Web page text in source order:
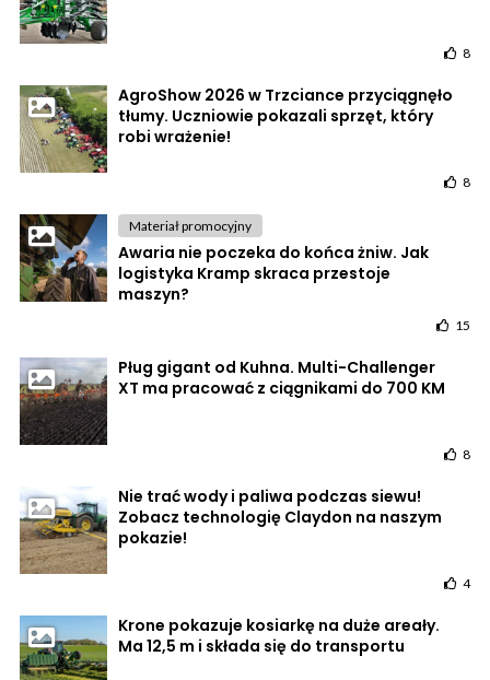
8
AgroShow 2026 w Trzciance przyciągnęło
tłumy. Uczniowie pokazali sprzęt, który
robi wrażenie!
8
Materiał promocyjny
Awaria nie poczeka do końca żniw. Jak
logistyka Kramp skraca przestoje
maszyn?
15
Pług gigant od Kuhna. Multi-Challenger
XT ma pracować z ciągnikami do 700 KM
8
Nie trać wody i paliwa podczas siewu!
Zobacz technologię Claydon na naszym
pokazie!
4
Krone pokazuje kosiarkę na duże areały.
Ma 12,5 m i składa się do transportu